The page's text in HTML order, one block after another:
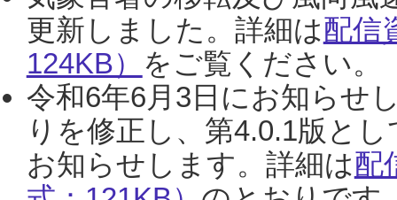
更新しました。詳細は配信
124KB） をご覧ください。
令和6年6月3日にお知らせ
りを修正し、第4.0.1版と
お知らせします。詳細は配